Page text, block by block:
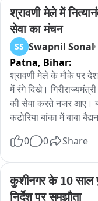
बाद पुलिस ने मामले में कई
और डीआर के साथ कई
जिसके बाद मामले में दो
पूछताछ के दौरान
निशानदेही पर नहर किनारे
में प्रयोग किया गया ई
श्रावणी मेले में
सेवा का मंचन
SS Swapnil Sonal
Patna, Bihar:
श्रावणी मेले के मौके पर देश
में रंगे दिखे।
की सेवा करते नजर आए।
कटोरिया बांका में बाबा
डूबा है और भक्ति की
0 0 Share
कुशीनगर के 10 साल
निर्देश पर समझौता